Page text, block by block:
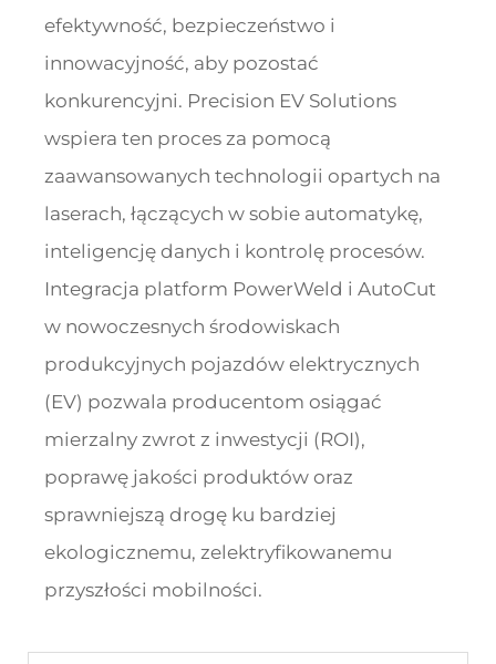
efektywność, bezpieczeństwo i
innowacyjność, aby pozostać
konkurencyjni. Precision EV Solutions
wspiera ten proces za pomocą
zaawansowanych technologii opartych na
laserach, łączących w sobie automatykę,
inteligencję danych i kontrolę procesów.
Integracja platform PowerWeld i AutoCut
w nowoczesnych środowiskach
produkcyjnych pojazdów elektrycznych
(EV) pozwala producentom osiągać
mierzalny zwrot z inwestycji (ROI),
poprawę jakości produktów oraz
sprawniejszą drogę ku bardziej
ekologicznemu, zelektryfikowanemu
przyszłości mobilności.